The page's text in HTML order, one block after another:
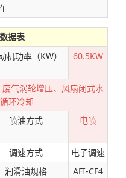
据表
机功率（KW） 60.5KW
气涡轮增压、风扇闭式水
循环冷却
喷油方式 电喷
调速方式
电子调速
润滑油规格 AFI-CF4